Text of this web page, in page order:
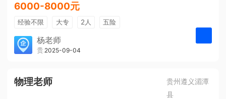
6000-8000元
经验不限 大专 2人
五险
带薪年假
年终奖
免费培训
包住宿
杨老师
贵州大美前程文化发展有限公司
2025-09-04
物理老师
贵州遵义湄潭
县